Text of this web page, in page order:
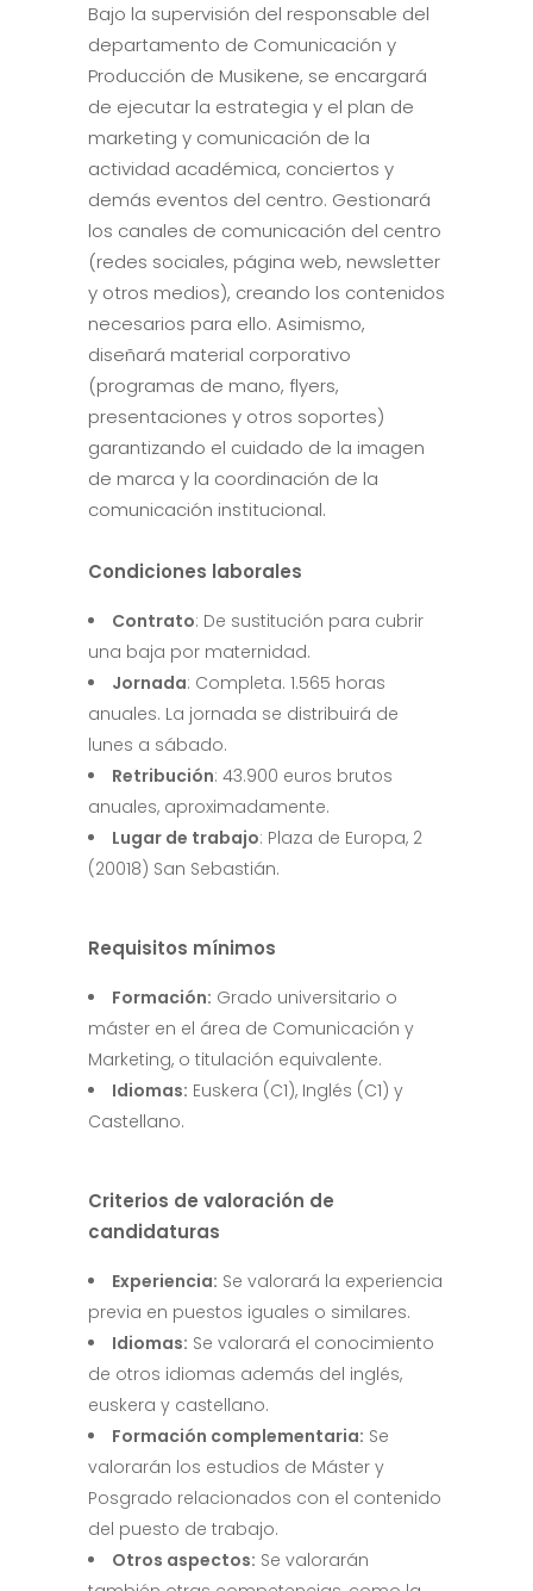
Bajo la supervisión del responsable del
departamento de Comunicación y
Producción de Musikene, se encargará
de ejecutar la estrategia y el plan de
marketing y comunicación de la
actividad académica, conciertos y
demás eventos del centro. Gestionará
los canales de comunicación del centro
(redes sociales, página web, newsletter
y otros medios), creando los contenidos
necesarios para ello. Asimismo,
diseñará material corporativo
(programas de mano, flyers,
presentaciones y otros soportes)
garantizando el cuidado de la imagen
de marca y la coordinación de la
comunicación institucional.
Condiciones laborales
Contrato: De sustitución para cubrir
una baja por maternidad.
Jornada: Completa. 1.565 horas
anuales. La jornada se distribuirá de
lunes a sábado.
Retribución: 43.900 euros brutos
anuales, aproximadamente.
Lugar de trabajo: Plaza de Europa, 2
(20018) San Sebastián.
Requisitos mínimos
Formación: Grado universitario o
máster en el área de Comunicación y
Marketing, o titulación equivalente.
Idiomas: Euskera (C1), Inglés (C1) y
Castellano.
Criterios de valoración de
candidaturas
Experiencia: Se valorará la experiencia
previa en puestos iguales o similares.
Idiomas: Se valorará el conocimiento
de otros idiomas además del inglés,
euskera y castellano.
Formación complementaria: Se
valorarán los estudios de Máster y
Posgrado relacionados con el contenido
del puesto de trabajo.
Otros aspectos: Se valorarán